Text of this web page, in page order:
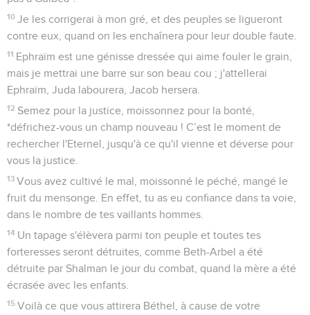
10 Je les corrigerai à mon gré, et des peuples se ligueront
contre eux, quand on les enchaînera pour leur double faute.
11 Ephraïm est une génisse dressée qui aime fouler le grain,
mais je mettrai une barre sur son beau cou ; j'attellerai
Ephraïm, Juda labourera, Jacob hersera.
12 Semez pour la justice, moissonnez pour la bonté,
*défrichez-vous un champ nouveau ! C’est le moment de
rechercher l'Eternel, jusqu'à ce qu'il vienne et déverse pour
vous la justice.
13 Vous avez cultivé le mal, moissonné le péché, mangé le
fruit du mensonge. En effet, tu as eu confiance dans ta voie,
dans le nombre de tes vaillants hommes.
14 Un tapage s'élèvera parmi ton peuple et toutes tes
forteresses seront détruites, comme Beth-Arbel a été
détruite par Shalman le jour du combat, quand la mère a été
écrasée avec les enfants.
15 Voilà ce que vous attirera Béthel, à cause de votre